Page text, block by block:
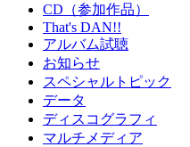
CD（参加作品）
That's DAN!!
アルバム試聴
お知らせ
スペシャルトピック
データ
ディスコグラフィ
マルチメディア